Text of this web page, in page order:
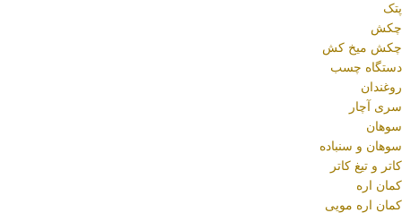
پتک
چکش
چکش میخ کش
دستگاه چسب
روغندان
سری آچار
سوهان
سوهان و سنباده
کاتر و تیغ کاتر
کمان اره
کمان اره مویی